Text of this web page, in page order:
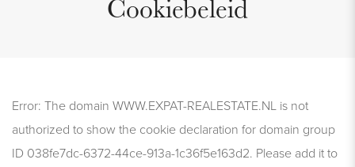
Cookiebeleid
Error: The domain WWW.EXPAT-REALESTATE.NL is not
authorized to show the cookie declaration for domain group
ID 038fe7dc-6372-44ce-913a-1c36f5e163d2. Please add it to